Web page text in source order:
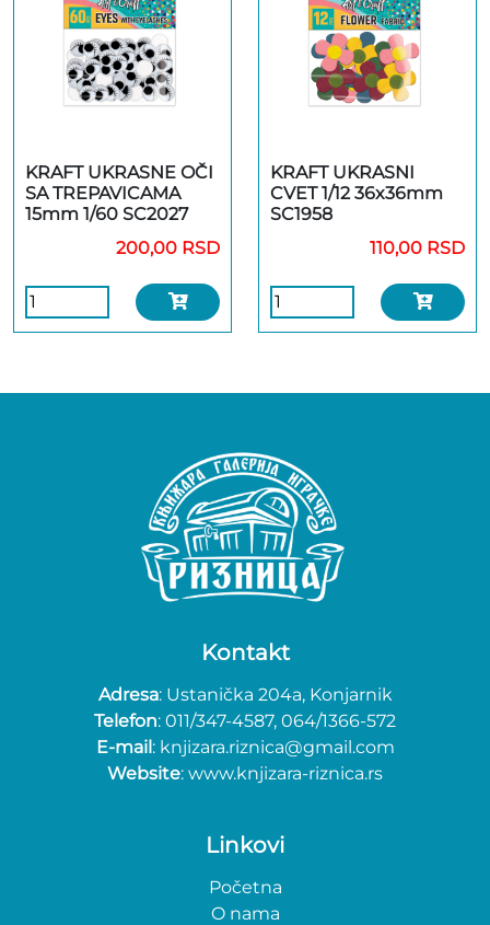
KRAFT UKRASNE OČI
SA TREPAVICAMA
15mm 1/60 SC2027
200,00 RSD
KRAFT UKRASNI
CVET 1/12 36x36mm
SC1958
110,00 RSD
Kontakt
Adresa: Ustanička 204a, Konjarnik
Telefon: 011/347-4587, 064/1366-572
E-mail: knjizara.riznica@gmail.com
Website: www.knjizara-riznica.rs
Linkovi
Početna
O nama